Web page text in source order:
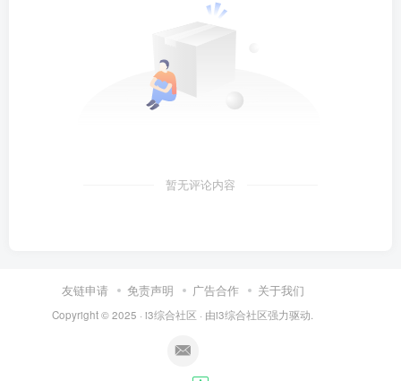
暂无评论内容
友链申请 免责声明 广告合作 关于我们
Copyright © 2025 · i3综合社区 · 由i3综合社区强力驱动.